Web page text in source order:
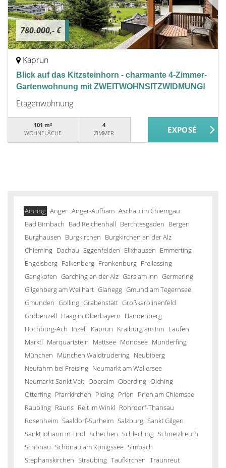
780.000,- €
Kaprun
Blick auf das Kitzsteinhorn - charmante 4-Zimmer-
Gartenwohnung mit ZWEITWOHNSITZWIDMUNG!
Etagenwohnung
101 m²
WOHNFLÄCHE
4
ZIMMER
Ainring Anger Anger-Aufham Aschau im Chiemgau
Bad Birnbach Bad Reichenhall Berchtesgaden Bergen
Burghausen Burgkirchen Burgkirchen an der Alz
Chieming Dachau Eggenfelden Elixhausen Emmerting
Engelsberg Falkenberg Frankenburg Freilassing
Gangkofen Garching an der Alz Gars am Inn Germering
Gilgenberg am Weilhart Glanegg Gmund am Tegernsee
Gmunden Golling Grabenstätt Großkarolinenfeld
Gröbenzell Haag in Oberbayern Handenberg
Hochburg-Ach Inzell Kaprun Kraiburg am Inn Laufen
Marktl Marquartstein Mattsee Mondsee Munderfing
München München Waldtrudering Neubiberg
Neufahrn bei Freising Neumarkt am Wallersee
Neumarkt-Sankt Veit Oberalm Oberding Olching
Otterfing Pfarrkirchen Piding Prien Prien am Chiemsee
Raubling Rauris Reit im Winkl Rohrdorf-Thansau
Rosenheim Saaldorf-Surheim Salzburg Sankt Gilgen
Sankt Johann in Tirol Schechen Schleching Schneizlreuth
Schönau Schönau am Königssee Simbach
Stephanskirchen Straubing Taufkirchen Traunreut